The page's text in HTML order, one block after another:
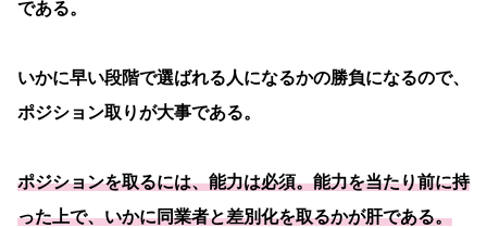
である。
いかに早い段階で選ばれる人になるかの勝負になるので、
ポジション取りが大事である。
ポジションを取るには、能力は必須。能力を当たり前に持
った上で、いかに同業者と差別化を取るかが肝である。